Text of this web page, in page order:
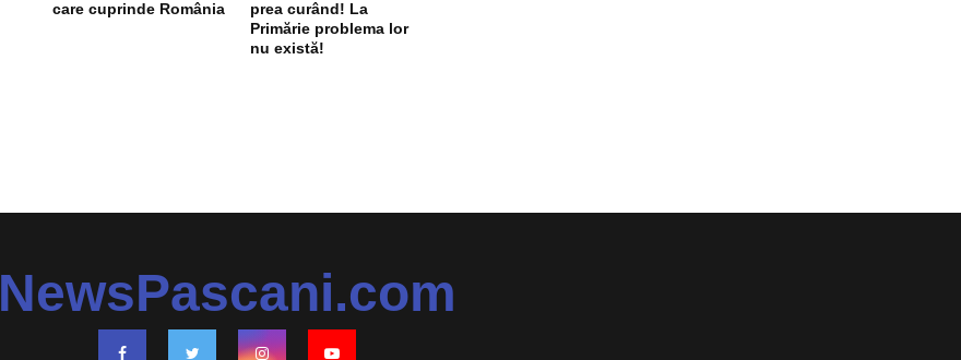
care cuprinde România
prea curând! La
Primărie problema lor
nu există!
NewsPascani.com